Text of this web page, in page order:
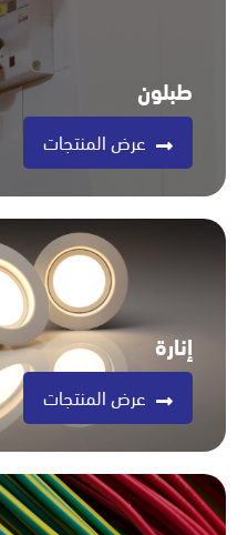
طبلون
عرض المنتجات
إنارة
عرض المنتجات